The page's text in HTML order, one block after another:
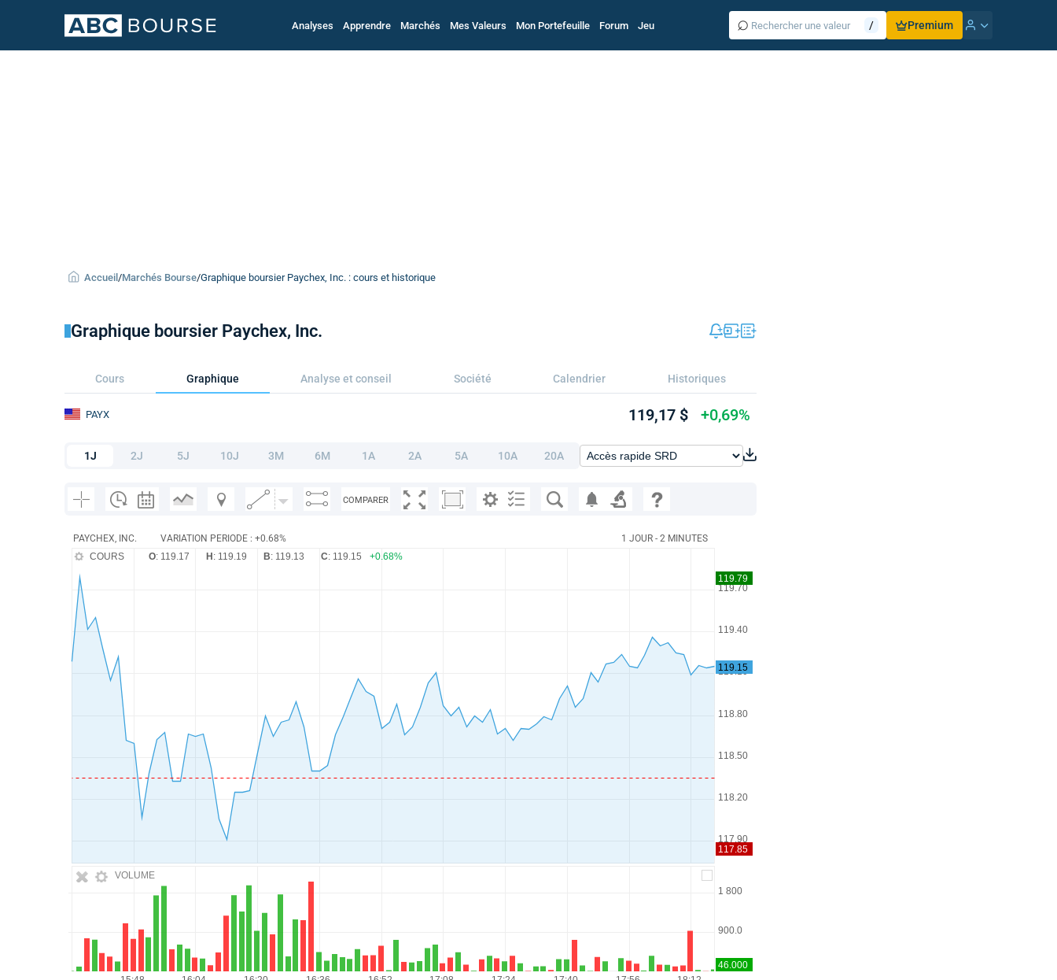
Analyses Apprendre Marchés Mes Valeurs Mon Portefeuille Forum Jeu ⌕ / Premium
Accueil /Marchés Bourse/Graphique boursier Paychex, Inc. : cours et historique
Graphique boursier Paychex, Inc.
Cours Graphique Analyse et conseil Société Calendrier Historiques
PAYX 119,17 $ +0,69%
1J 2J 5J 10J 3M 6M 1A 2A 5A 10A 20A
COMPARER
PAYCHEX, INC. VARIATION PERIODE : +0.68% 1 JOUR - 2 MINUTES
VOLUME
COURS O: 119.17 H : 119.19 B: 119.13 C: 119.15 +0.68%